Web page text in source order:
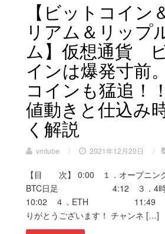
【ビットコイン
リアム＆リップ
ム】仮想通貨
インは爆発寸前
コインも猛追！
値動きと仕込み
く解説
vmtube / 2021年12月20日 /
【目 次】 0:00 １．オープニ
BTC日足 4:12 ３
10:02 ４．ETH 11:49 ５．
りがとうございます！ チャンネ […]